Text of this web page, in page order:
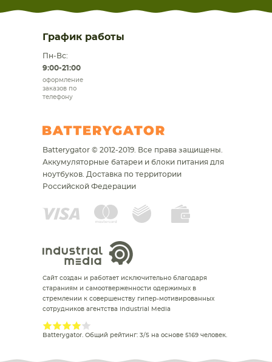
График работы
Пн-Вс:
9:00-21:00
оформление
заказов по
телефону
Batterygator © 2012-2019. Все права защищены.
Аккумуляторные батареи и блоки питания для
ноутбуков. Доставка по территории
Российской Федерации
Сайт создан и работает исключительно благодаря
стараниям и самоотверженности одержимых в
стремлении к совершенству гипер-мотивированных
сотрудников агентства Industrial Media
Batterygator. Общий рейтинг: 3/5 на основе 5169 человек.